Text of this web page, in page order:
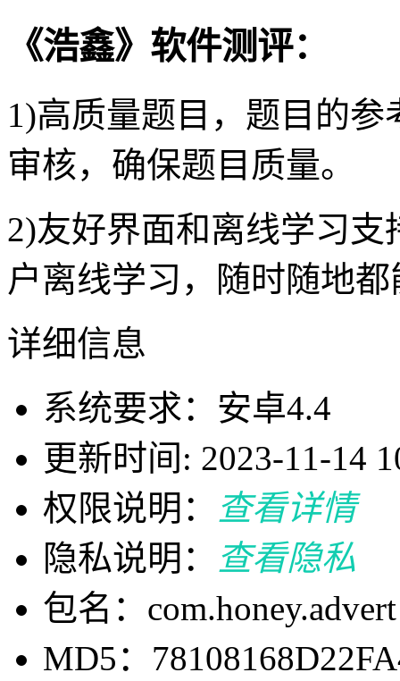
《浩鑫》软件测评：
1)高质量题目，题目的
审核，确保题目质量。
2)友好界面和离线学习
户离线学习，随时随地
详细信息
系统要求：安卓4.4
更新时间: 2023-11-14
权限说明：
查看详情
隐私说明：
查看隐私
包名：com.honey.advert
MD5：